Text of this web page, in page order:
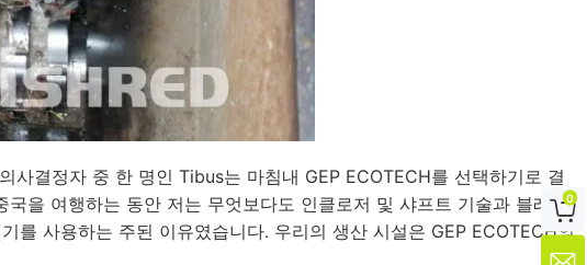
결정자 중 한 명인 Tibus는 마침내 GEP ECOTECH를 선택하기로 결
을 여행하는 동안 저는 무엇보다도 인클로저 및 샤프트 기술과 블레이
를 사용하는 주된 이유였습니다. 우리의 생산 시설은 GEP ECOTECH의

0
